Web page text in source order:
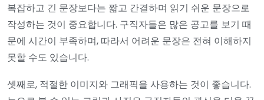
복잡하고 긴 문장보다는 짧고 간결하며 읽기 쉬운 문장으로
작성하는 것이 중요합니다. 구직자들은 많은 공고를 보기 때
문에 시간이 부족하며, 따라서 어려운 문장은 전혀 이해하지
못할 수도 있습니다.
셋째로, 적절한 이미지와 그래픽을 사용하는 것이 좋습니다.